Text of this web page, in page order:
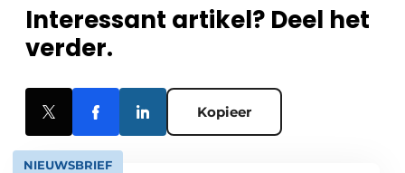
Interessant artikel? Deel het
verder.
Kopieer
NIEUWSBRIEF